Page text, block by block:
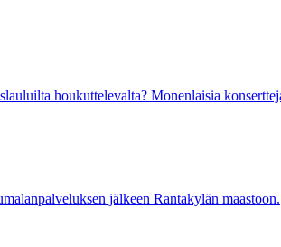
houkuttelevalta? Monenlaisia
jälkeen Rantakylän maastoon.